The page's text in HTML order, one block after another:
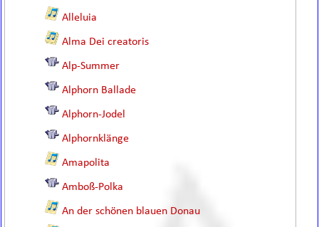
Alleluia
Alma Dei creatoris
Alp-Summer
Alphorn Ballade
Alphorn-Jodel
Alphornklänge
Amapolita
Amboß-Polka
An der schönen blauen Donau